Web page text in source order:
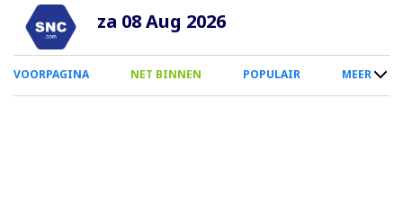
Overslaan
naar
inhoud
za 08 Aug 2026
0
Smartphone
VOORPAGINA NET BINNEN POPULAIR MEER